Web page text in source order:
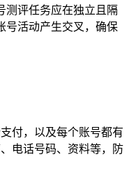
测评任务应在独立且隔
号活动产生交叉，确保
付，以及每个账号都有
电话号码、资料等，防